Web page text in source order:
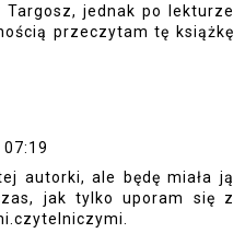
jednak po lekturze
przeczytam tę książkę
autorki, ale będę miała ją
jak tylko uporam się z